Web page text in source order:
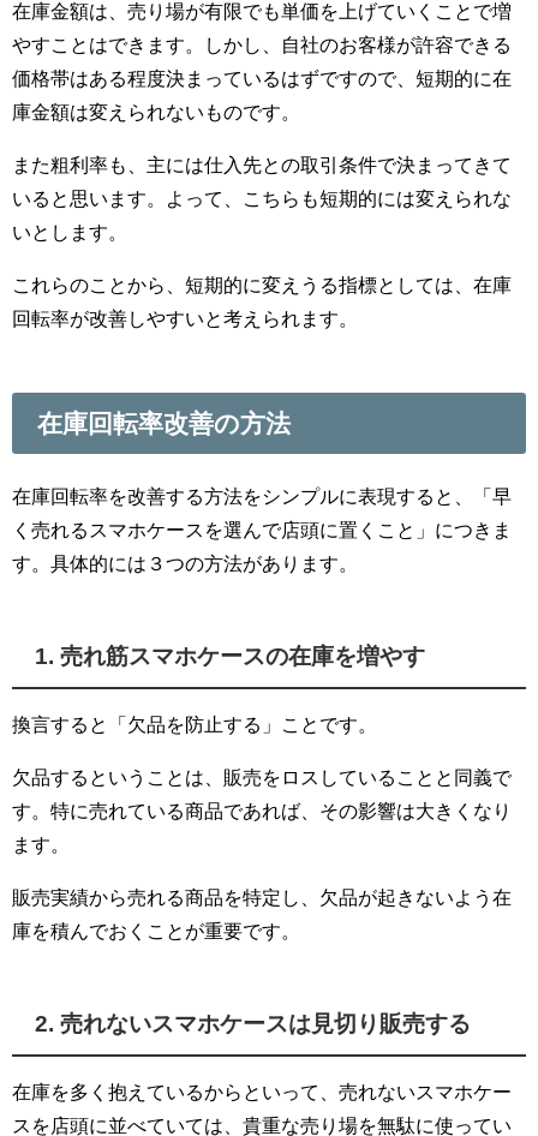
在庫金額は、売り場が有限でも単価を上げていくことで増
やすことはできます。しかし、自社のお客様が許容できる
価格帯はある程度決まっているはずですので、短期的に在
庫金額は変えられないものです。
また粗利率も、主には仕入先との取引条件で決まってきて
いると思います。よって、こちらも短期的には変えられな
いとします。
これらのことから、短期的に変えうる指標としては、在庫
回転率が改善しやすいと考えられます。
在庫回転率改善の方法
在庫回転率を改善する方法をシンプルに表現すると、「早
く売れるスマホケースを選んで店頭に置くこと」につきま
す。具体的には３つの方法があります。
1. 売れ筋スマホケースの在庫を増やす
換言すると「欠品を防止する」ことです。
欠品するということは、販売をロスしていることと同義で
す。特に売れている商品であれば、その影響は大きくなり
ます。
販売実績から売れる商品を特定し、欠品が起きないよう在
庫を積んでおくことが重要です。
2. 売れないスマホケースは見切り販売する
在庫を多く抱えているからといって、売れないスマホケー
スを店頭に並べていては、貴重な売り場を無駄に使ってい